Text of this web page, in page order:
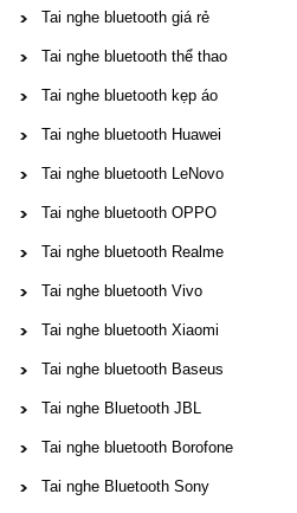
Tai nghe bluetooth giá rẻ
Tai nghe bluetooth thể thao
Tai nghe bluetooth kẹp áo
Tai nghe bluetooth Huawei
Tai nghe bluetooth LeNovo
Tai nghe bluetooth OPPO
Tai nghe bluetooth Realme
Tai nghe bluetooth Vivo
Tai nghe bluetooth Xiaomi
Tai nghe bluetooth Baseus
Tai nghe Bluetooth JBL
Tai nghe bluetooth Borofone
Tai nghe Bluetooth Sony